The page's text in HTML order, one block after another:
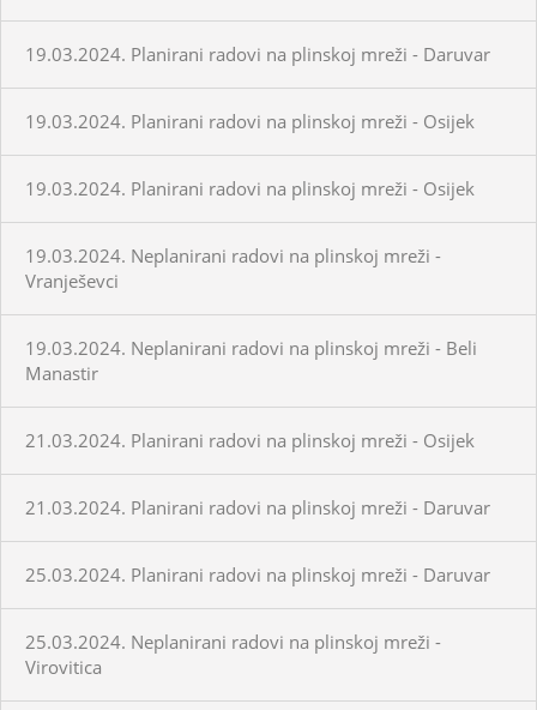
19.03.2024. Planirani radovi na plinskoj mreži - Daruvar
19.03.2024. Planirani radovi na plinskoj mreži - Osijek
19.03.2024. Planirani radovi na plinskoj mreži - Osijek
19.03.2024. Neplanirani radovi na plinskoj mreži -
Vranješevci
19.03.2024. Neplanirani radovi na plinskoj mreži - Beli
Manastir
21.03.2024. Planirani radovi na plinskoj mreži - Osijek
21.03.2024. Planirani radovi na plinskoj mreži - Daruvar
25.03.2024. Planirani radovi na plinskoj mreži - Daruvar
25.03.2024. Neplanirani radovi na plinskoj mreži -
Virovitica